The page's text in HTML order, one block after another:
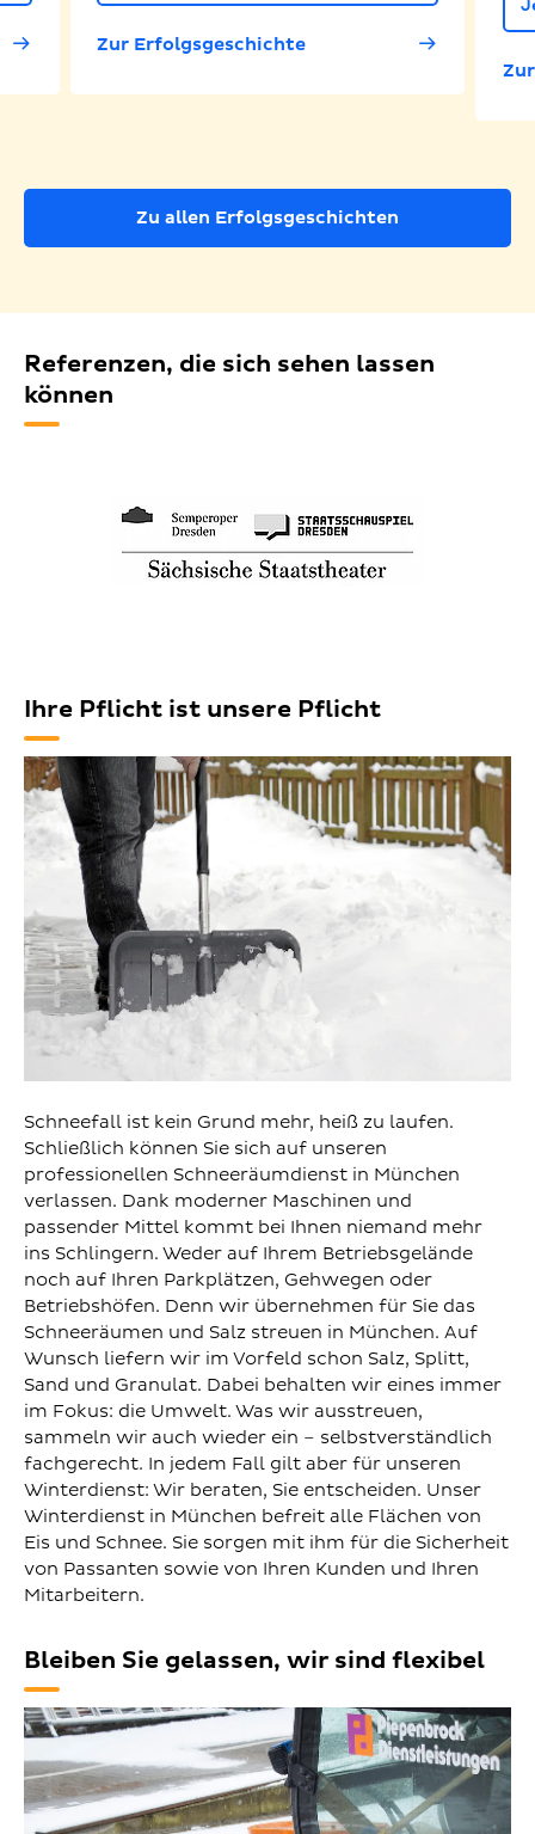
Zur Erfolgsgeschichte
Zu allen Erfolgsgeschichten
Referenzen, die sich sehen lassen
können
Ihre Pflicht ist unsere Pflicht
Schneefall ist kein Grund mehr, heiß zu laufen.
Schließlich können Sie sich auf unseren
professionellen Schneeräumdienst in München
verlassen. Dank moderner Maschinen und
passender Mittel kommt bei Ihnen niemand mehr
ins Schlingern. Weder auf Ihrem Betriebsgelände
noch auf Ihren Parkplätzen, Gehwegen oder
Betriebshöfen. Denn wir übernehmen für Sie das
Schneeräumen und Salz streuen in München. Auf
Wunsch liefern wir im Vorfeld schon Salz, Splitt,
Sand und Granulat. Dabei behalten wir eines immer
im Fokus: die Umwelt. Was wir ausstreuen,
sammeln wir auch wieder ein – selbstverständlich
fachgerecht. In jedem Fall gilt aber für unseren
Winterdienst: Wir beraten, Sie entscheiden. Unser
Winterdienst in München befreit alle Flächen von
Eis und Schnee. Sie sorgen mit ihm für die Sicherheit
von Passanten sowie von Ihren Kunden und Ihren
Mitarbeitern.
Bleiben Sie gelassen, wir sind flexibel